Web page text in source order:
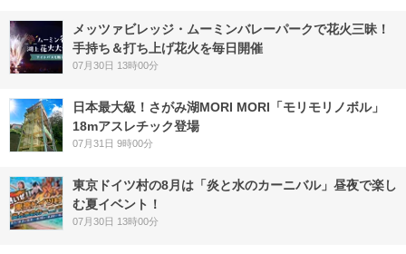
メッツァビレッジ・ムーミンバレーパークで花火三昧！
手持ち＆打ち上げ花火を毎日開催
07月30日 13時00分
日本最大級！さがみ湖MORI MORI「モリモリノボル」
18mアスレチック登場
07月31日 9時00分
東京ドイツ村の8月は「炎と水のカーニバル」昼夜で楽し
む夏イベント！
07月30日 13時00分